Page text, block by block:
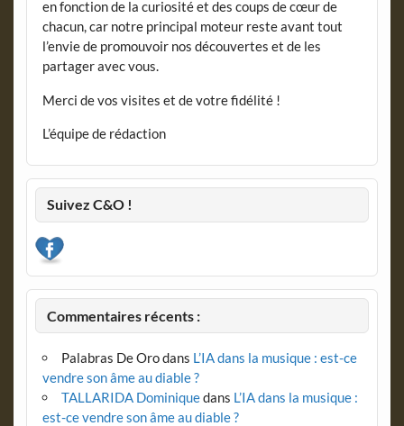
en fonction de la curiosité et des coups de cœur de
chacun, car notre principal moteur reste avant tout
l’envie de promouvoir nos découvertes et de les
partager avec vous.
Merci de vos visites et de votre fidélité !
L’équipe de rédaction
Suivez C&O !
Commentaires récents :
Palabras De Orodans L’IA dans la musique : est-ce
vendre son âme au diable ?
TALLARIDA Dominiquedans L’IA dans la musique :
est-ce vendre son âme au diable ?